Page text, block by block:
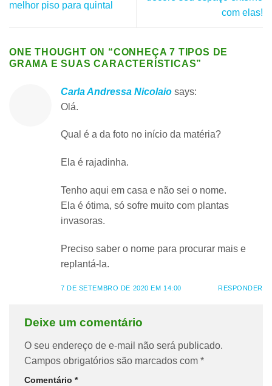
melhor piso para quintal
com elas!
ONE THOUGHT ON “CONHEÇA 7 TIPOS DE
GRAMA E SUAS CARACTERÍSTICAS”
Carla Andressa Nicolaio says:
Olá.
Qual é a da foto no início da matéria?
Ela é rajadinha.
Tenho aqui em casa e não sei o nome.
Ela é ótima, só sofre muito com plantas
invasoras.
Preciso saber o nome para procurar mais e
replantá-la.
7 DE SETEMBRO DE 2020 EM 14:00 RESPONDER
Deixe um comentário
O seu endereço de e-mail não será publicado.
Campos obrigatórios são marcados com *
Comentário *